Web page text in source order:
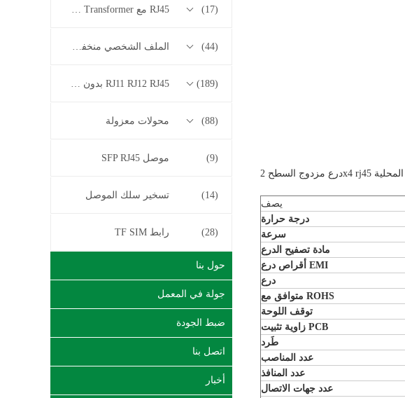
RJ45 مع 2.5G / 5G / 10G Base-T Series Transformer (17)
الملف الشخصي منخفض RJ45 (44)
RJ11 RJ12 RJ45 بدون سلسلة المحولات (189)
محولات معزولة (88)
موصل SFP RJ45 (9)
تسخير سلك الموصل (14)
رابط TF SIM (28)
حول بنا
جولة في المعمل
ضبط الجودة
اتصل بنا
أخبار
يصف
درجة حرارة
سرعة
مادة تصفيح الدرع
أقراص درع EMI
درع
متوافق مع ROHS
توقف اللوحة
زاوية تثبيت PCB
طَرد
عدد المناصب
عدد المنافذ
عدد جهات الاتصال